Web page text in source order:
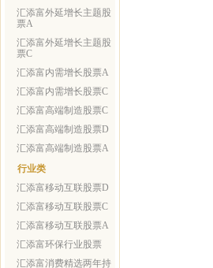
汇添富外延增长主题股
票A
汇添富外延增长主题股
票C
汇添富内需增长股票A
汇添富内需增长股票C
汇添富高端制造股票C
汇添富高端制造股票D
汇添富高端制造股票A
行业类
汇添富移动互联股票D
汇添富移动互联股票C
汇添富移动互联股票A
汇添富环保行业股票
汇添富消费精选两年持